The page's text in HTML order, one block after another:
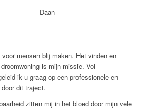
mensen blij maken. Het vinden en
is mijn missie. Vol
ik u graag op een professionele en
dit traject.
zitten mij in het bloed door mijn vele